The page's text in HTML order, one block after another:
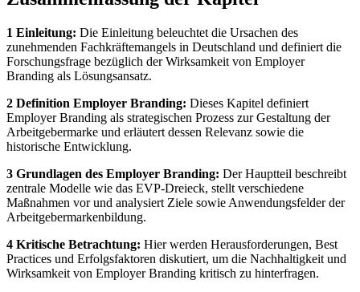
1 Einleitung: Die Einleitung beleuchtet die Ursachen des
zunehmenden Fachkräftemangels in Deutschland und definiert die
Forschungsfrage bezüglich der Wirksamkeit von Employer
Branding als Lösungsansatz.
2 Definition Employer Branding: Dieses Kapitel definiert
Employer Branding als strategischen Prozess zur Gestaltung der
Arbeitgebermarke und erläutert dessen Relevanz sowie die
historische Entwicklung.
3 Grundlagen des Employer Branding: Der Hauptteil beschreibt
zentrale Modelle wie das EVP-Dreieck, stellt verschiedene
Maßnahmen vor und analysiert Ziele sowie Anwendungsfelder der
Arbeitgebermarkenbildung.
4 Kritische Betrachtung: Hier werden Herausforderungen, Best
Practices und Erfolgsfaktoren diskutiert, um die Nachhaltigkeit und
Wirksamkeit von Employer Branding kritisch zu hinterfragen.